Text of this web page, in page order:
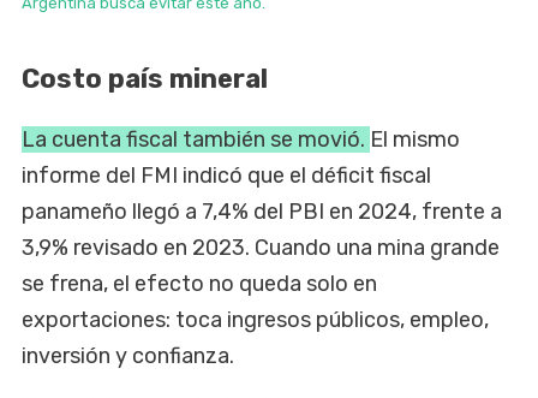
Costo país mineral
La cuenta fiscal también se movió. El mismo
informe del FMI indicó que el déficit fiscal
panameño llegó a 7,4% del PBI en 2024, frente a
3,9% revisado en 2023. Cuando una mina grande
se frena, el efecto no queda solo en
exportaciones: toca ingresos públicos, empleo,
inversión y confianza.